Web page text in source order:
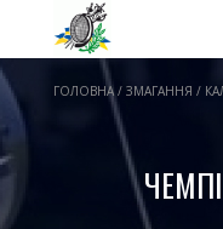
ГОЛОВНА / ЗМАГАННЯ /